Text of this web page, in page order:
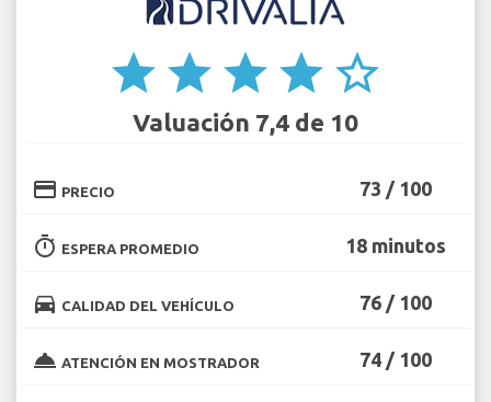
star star star star star_border
Valuación 7,4 de 10
credit_card PRECIO 73 / 100
timer ESPERA PROMEDIO 18 minutos
directions_car CALIDAD DEL VEHÍCULO 76 / 100
room_service ATENCIÓN EN MOSTRADOR 74 / 100